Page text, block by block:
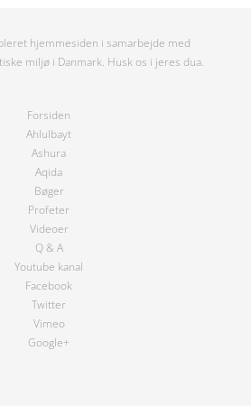
hjemmesiden i samarbejde med
miljø i Danmark. Husk os i jeres dua.
Forsiden
Ahlulbayt
Ashura
Aqida
Bøger
Profeter
Videoer
Q & A
Youtube kanal
Facebook
Twitter
Vimeo
Google+